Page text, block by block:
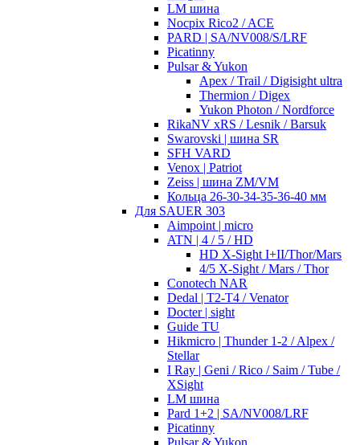
LM шина
Nocpix Rico2 / ACE
PARD | SA/NV008/S/LRF
Picatinny
Pulsar & Yukon
Apex / Trail / Digisight ultra
Thermion / Digex
Yukon Photon / Nordforce
RikaNV xRS / Lesnik / Barsuk
Swarovski | шина SR
SFH VARD
Venox | Patriot
Zeiss | шина ZM/VM
Кольца 26-30-34-35-36-40 мм
Для SAUER 303
Aimpoint | micro
ATN | 4 / 5 / HD
HD X-Sight I+II/Thor/Mars
4/5 X-Sight / Mars / Thor
Conotech NAR
Dedal | T2-T4 / Venator
Docter | sight
Guide TU
Hikmicro | Thunder 1-2 / Alpex /
Stellar
I Ray | Geni / Rico / Saim / Tube /
XSight
LM шина
Pard 1+2 | SA/NV008/LRF
Picatinny
Pulsar & Yukon